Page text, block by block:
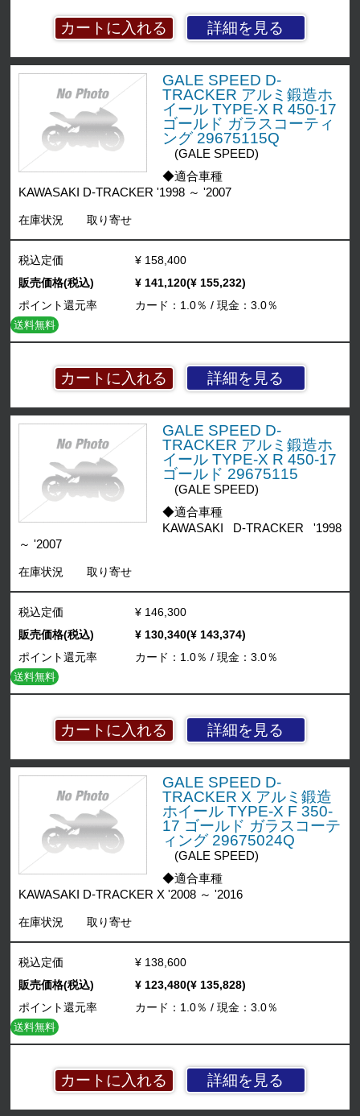
詳細を見る
GALE SPEED D-
TRACKER アルミ鍛造ホ
イール TYPE-X R 450-17
ゴールド ガラスコーティ
ング 29675115Q
(GALE SPEED)
◆適合車種
KAWASAKI D-TRACKER '1998 ～ '2007
在庫状況 取り寄せ
詳細を見る
税込定価
¥ 158,400
販売価格(税込)
¥ 141,120(¥ 155,232)
ポイント還元率
カード：1.0％ / 現金：3.0％
送料無料
GALE SPEED D-
TRACKER アルミ鍛造ホ
イール TYPE-X R 450-17
ゴールド 29675115
(GALE SPEED)
◆適合車種
KAWASAKI D-TRACKER '1998
～ '2007
在庫状況 取り寄せ
詳細を見る
税込定価
¥ 146,300
販売価格(税込)
¥ 130,340(¥ 143,374)
ポイント還元率
カード：1.0％ / 現金：3.0％
送料無料
GALE SPEED D-
TRACKER X アルミ鍛造
ホイール TYPE-X F 350-
17 ゴールド ガラスコーテ
ィング 29675024Q
(GALE SPEED)
◆適合車種
KAWASAKI D-TRACKER X '2008 ～ '2016
在庫状況 取り寄せ
詳細を見る
税込定価
¥ 138,600
販売価格(税込)
¥ 123,480(¥ 135,828)
ポイント還元率
カード：1.0％ / 現金：3.0％
送料無料